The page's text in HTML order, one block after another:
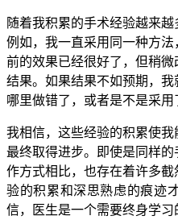
随着我积累的手术经验越来越
例如，我一直采用同一种方
前的效果已经很好了，但稍
结果。如果结果不如预期，
哪里做错了，或者是不是采用
我相信，这些经验的积累使我
最终取得进步。即使是同样
作方式相比，也存在着许多
验的积累和深思熟虑的痕迹
信，医生是一个需要终身学习